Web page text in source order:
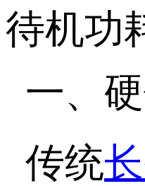
待机功
一、
传统